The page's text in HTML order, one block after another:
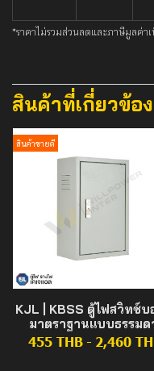
*ราคาไม่รวมส่วนลดและภาษีมูลค่า
สินค้าที่เกี่ยวข้อง
สินค้าขายดี
KJL | KBSS ตู้ไฟสวิทช์บ
มาตราฐานแบบธรรมด
455 THB - 2,460